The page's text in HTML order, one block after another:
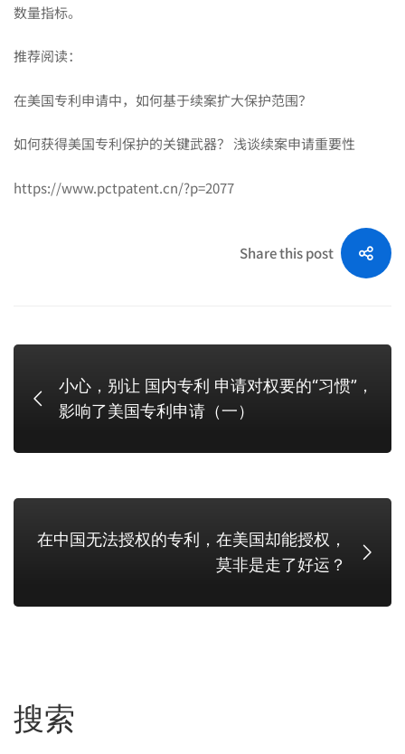
数量指标。
推荐阅读：
在美国专利申请中，如何基于续案扩大保护范围？
如何获得美国专利保护的关键武器？ 浅谈续案申请重要性
https://www.pctpatent.cn/?p=2077
Share this post
小心，别让 国内专利 申请对权要的“习惯”，
影响了美国专利申请（一）
在中国无法授权的专利，在美国却能授权，
莫非是走了好运？
搜索